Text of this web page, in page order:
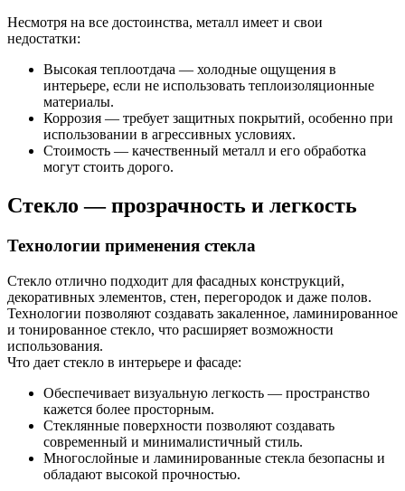
Несмотря на все достоинства, металл имеет и свои
недостатки:
Высокая теплоотдача — холодные ощущения в
интерьере, если не использовать теплоизоляционные
материалы.
Коррозия — требует защитных покрытий, особенно при
использовании в агрессивных условиях.
Стоимость — качественный металл и его обработка
могут стоить дорого.
Стекло — прозрачность и легкость
Технологии применения стекла
Стекло отлично подходит для фасадных конструкций,
декоративных элементов, стен, перегородок и даже полов.
Технологии позволяют создавать закаленное, ламинированное
и тонированное стекло, что расширяет возможности
использования.
Что дает стекло в интерьере и фасаде:
Обеспечивает визуальную легкость — пространство
кажется более просторным.
Стеклянные поверхности позволяют создавать
современный и минималистичный стиль.
Многослойные и ламинированные стекла безопасны и
обладают высокой прочностью.